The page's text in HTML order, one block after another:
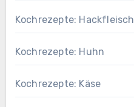
Kochrezepte: Hackfleisch
Kochrezepte: Huhn
Kochrezepte: Käse